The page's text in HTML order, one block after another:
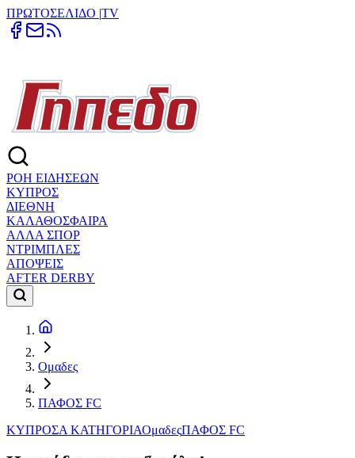
ΠΡΩΤΟΣΕΛΙΔΟ |TV
ΡΟΗ ΕΙΔΗΣΕΩΝ
ΚΥΠΡΟΣ
ΔΙΕΘΝΗ
ΚΑΛΑΘΟΣΦΑΙΡΑ
ΑΛΛΑ ΣΠΟΡ
ΝΤΡΙΜΠΛΕΣ
ΑΠΟΨΕΙΣ
AFTER DERBY
Ομαδες
ΠΑΦΟΣ FC
ΚΥΠΡΟΣΑ ΚΑΤΗΓΟΡΙΑΟμαδεςΠΑΦΟΣ FC